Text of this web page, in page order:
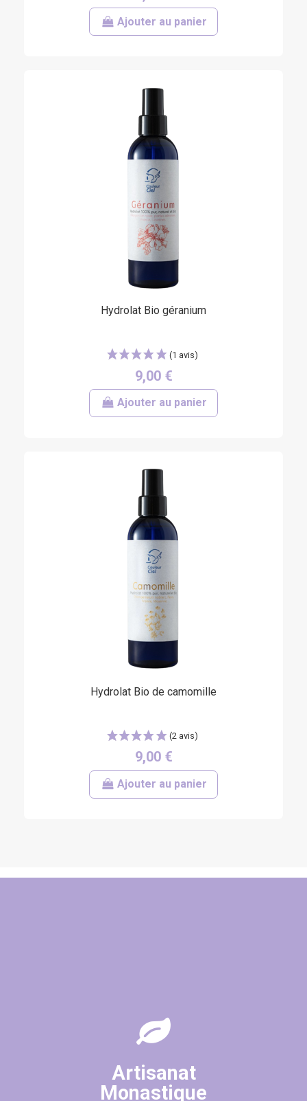
(6 avis)
Ajouter au panier
Hydrolat Bio géranium
9,00 €
Ajouter au panier
Hydrolat Bio de camomille
9,00 €
Ajouter au panier
Artisanat
Monastique